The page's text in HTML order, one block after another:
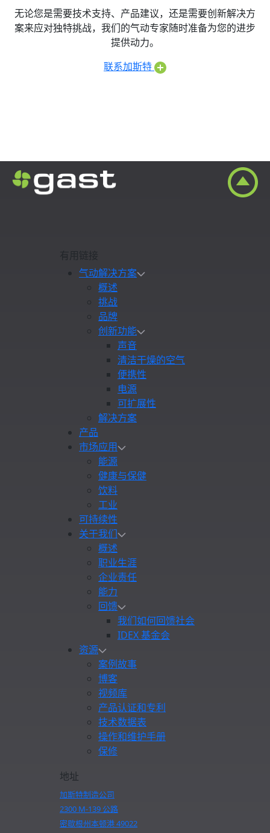
无论您是需要技术支持、产品建议，还是需要创新解决方
案来应对独特挑战，我们的气动专家随时准备为您的进步
提供动力。
联系加斯特
有用链接
气动解决方案
概述
挑战
品牌
创新功能
声音
清洁干燥的空气
便携性
电源
可扩展性
解决方案
产品
市场应用
能源
健康与保健
饮料
工业
可持续性
关于我们
概述
职业生涯
企业责任
能力
回馈
我们如何回馈社会
IDEX 基金会
资源
案例故事
博客
视频库
产品认证和专利
技术数据表
操作和维护手册
保修
地址
加斯特制造公司
2300 M-139 公路
密歇根州本顿港 49022